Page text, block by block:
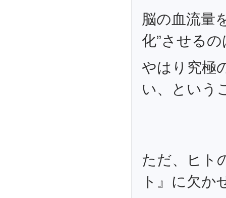
脳の血流量
化”させる
やはり究極
い、という
ただ、ヒト
ト』に欠か